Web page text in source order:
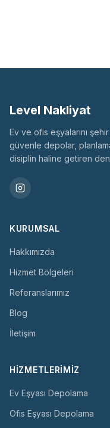
Level Nakliyat
Ev ve ofis eşyalarını
güvenle depolar,
disiplin haline getiren
KURUMSAL
Hakkımızda
Hizmet Bölgeleri
Referanslarımız
Blog
İletişim
HIZMETLERIMIZ
Ev Eşyası Depolama
Ofis Eşyası Depolama